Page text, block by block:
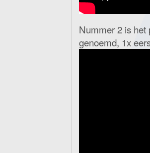
Nummer 2 is het
genoemd, 1x